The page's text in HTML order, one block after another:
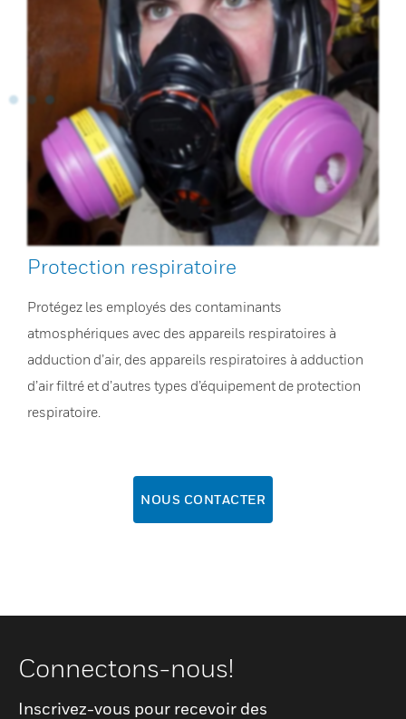
Protection respiratoire
Protégez les employés des contaminants
atmosphériques avec des appareils respiratoires à
adduction d’air, des appareils respiratoires à adduction
d’air filtré et d’autres types d’équipement de protection
respiratoire.
NOUS CONTACTER
Connectons-nous!
Inscrivez-vous pour recevoir des